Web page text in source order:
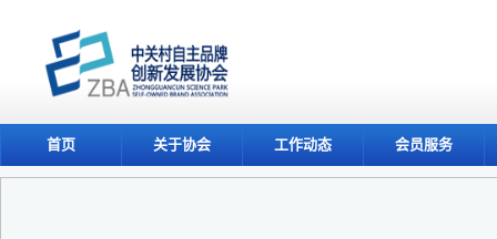
首页 关于协会 工作动态 会员服务